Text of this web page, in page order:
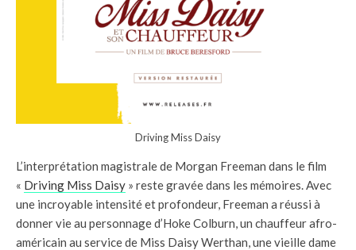
Driving Miss Daisy
L’interprétation magistrale de Morgan Freeman dans le film
« Driving Miss Daisy » reste gravée dans les mémoires. Avec
une incroyable intensité et profondeur, Freeman a réussi à
donner vie au personnage d’Hoke Colburn, un chauffeur afro-
américain au service de Miss Daisy Werthan, une vieille dame